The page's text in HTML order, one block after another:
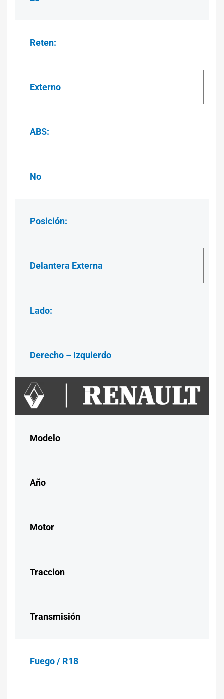
Reten:
Externo
ABS:
No
Posición:
Delantera Externa
Lado:
Derecho – Izquierdo
Modelo
Año
Motor
Traccion
Transmisión
Fuego / R18